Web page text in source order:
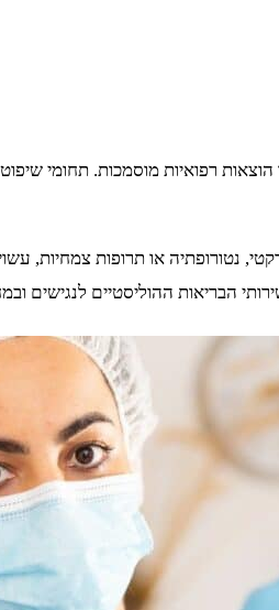
רפואיות מוסמכות. תחומי
נטורופתיה או תרופות צמחיות,
הבריאות ההוליסטיים לנגישים